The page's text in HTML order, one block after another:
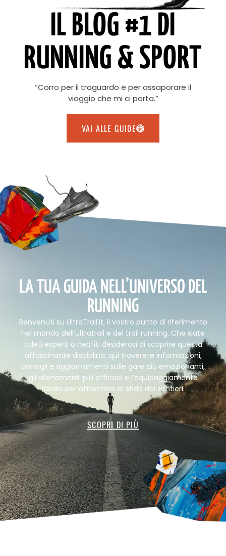
IL BLOG #1 DI
RUNNING & SPORT
“Corro per il traguardo e per assaporare il
viaggio che mi ci porta.”
VAI ALLE GUIDE
LA TUA GUIDA NELL’UNIVERSO DEL
RUNNING
Benvenuti su UltraTrail.it, il vostro punto di riferimento
nel mondo dell’ultratrail e del trail running. Che siate
atleti esperti o neofiti desiderosi di scoprire questa
affascinante disciplina, qui troverete informazioni,
consigli e aggiornamenti sulle gare più emozionanti,
gli allenamenti più efficaci e l’equipaggiamento
ideale per affrontare le sfide dei sentieri.
SCOPRI DI PIÙ